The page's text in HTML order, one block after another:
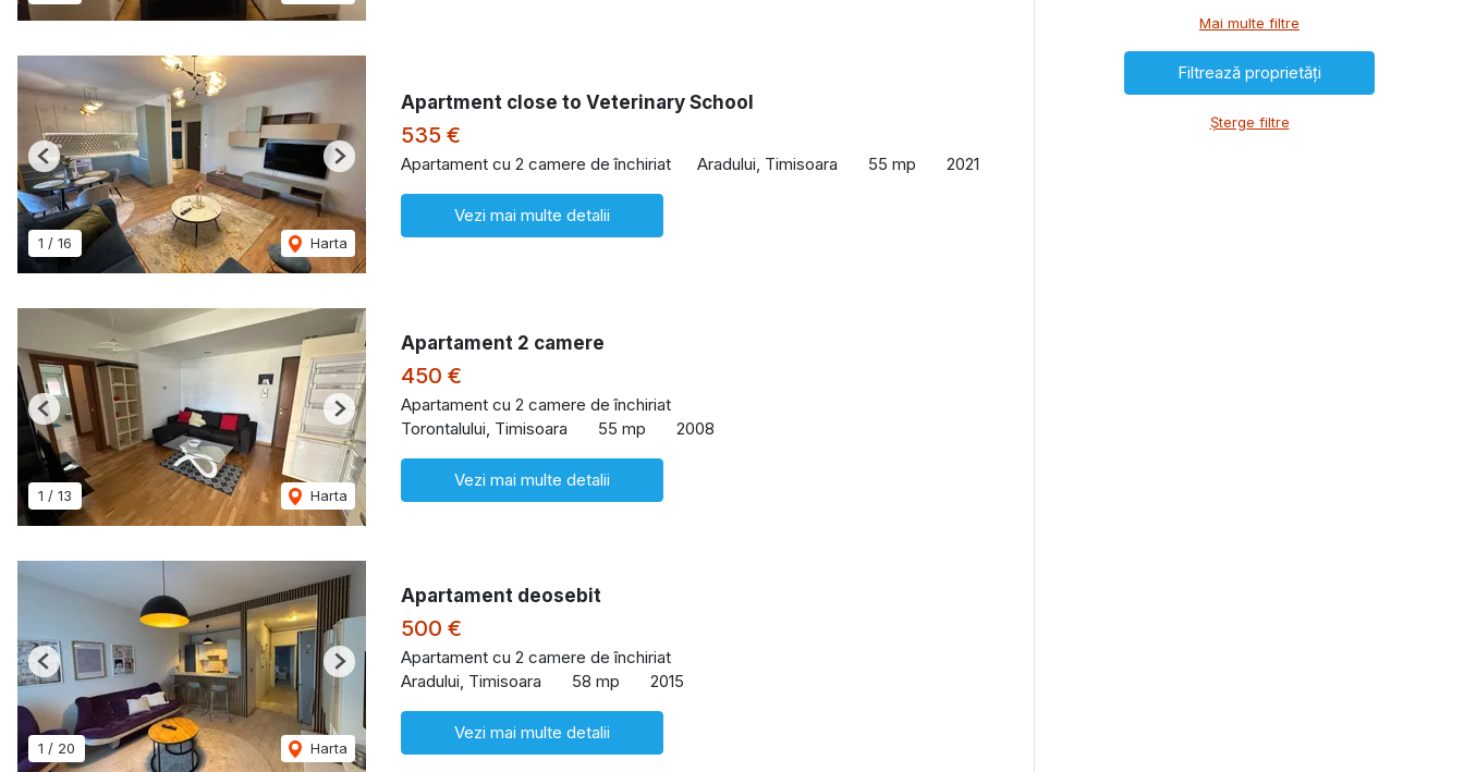
1 / 16 Harta
Previous Next
Apartment close to Veterinary School
535 €
Apartament cu 2 camere de închiriat Aradului, Timisoara 55 mp 2021
Vezi mai multe detalii
1 / 13 Harta
Previous Next
Apartament 2 camere
450 €
Apartament cu 2 camere de închiriat
Torontalului, Timisoara
55 mp 2008
Vezi mai multe detalii
1 / 20 Harta
Previous Next
Apartament deosebit
500 €
Apartament cu 2 camere de închiriat
Aradului, Timisoara
58 mp 2015
Vezi mai multe detalii
Mai multe filtre
Șterge filtre